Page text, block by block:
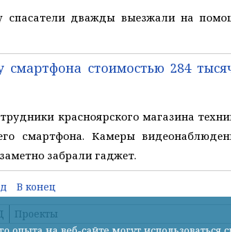
дважды выезжали на
смартфона стоимостью 284
красноярского магазина
смартфона. Камеры
забрали гаджет.
В конец
Проекты